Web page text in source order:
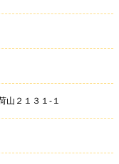
山２１３１‐１